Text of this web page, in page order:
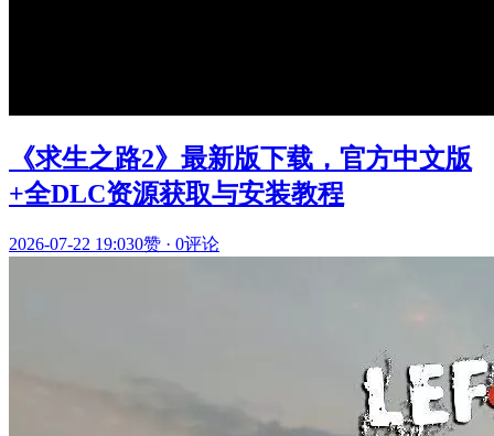
《求生之路2》最新版下载，官方中文版
+全DLC资源获取与安装教程
2026-07-22 19:030赞 · 0评论